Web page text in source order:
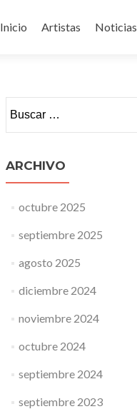
al
Inicio Artistas Noticias
ARCHIVO
octubre 2025
septiembre 2025
agosto 2025
diciembre 2024
noviembre 2024
octubre 2024
septiembre 2024
septiembre 2023